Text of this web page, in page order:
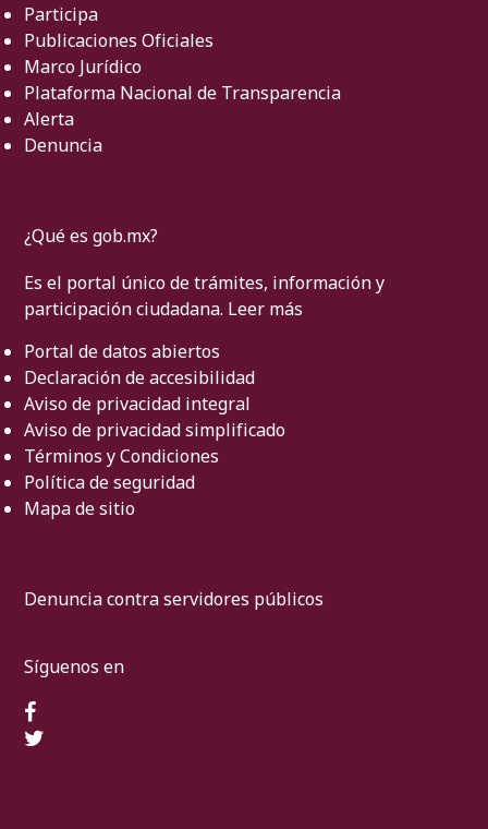
Participa
Publicaciones Oficiales
Marco Jurídico
Plataforma Nacional de Transparencia
Alerta
Denuncia
¿Qué es gob.mx?
Es el portal único de trámites, información y
participación ciudadana. Leer más
Portal de datos abiertos
Declaración de accesibilidad
Aviso de privacidad integral
Aviso de privacidad simplificado
Términos y Condiciones
Política de seguridad
Mapa de sitio
Denuncia contra servidores públicos
Síguenos en